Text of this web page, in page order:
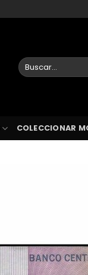
Buscar
por:
COLECCIONAR